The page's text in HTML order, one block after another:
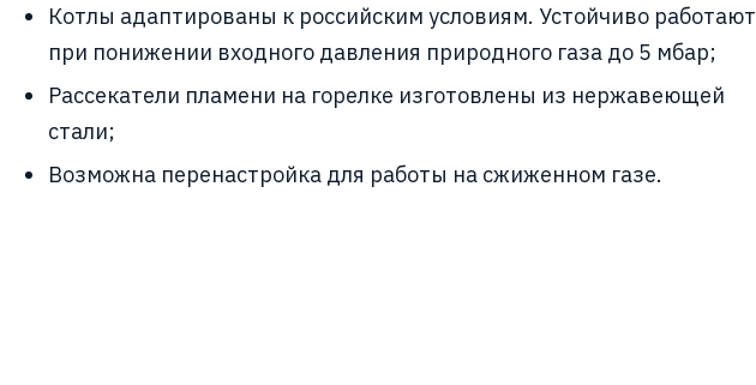
Котлы адаптированы к российским условиям. Устойчиво работают
при понижении входного давления природного газа до 5 мбар;
Рассекатели пламени на горелке изготовлены из нержавеющей
стали;
Возможна перенастройка для работы на сжиженном газе.